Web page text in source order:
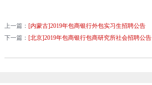
上一篇： [内蒙古]2019年包商银行外包实习生招聘公告
下一篇： [北京]2019年包商银行包商研究所社会招聘公告